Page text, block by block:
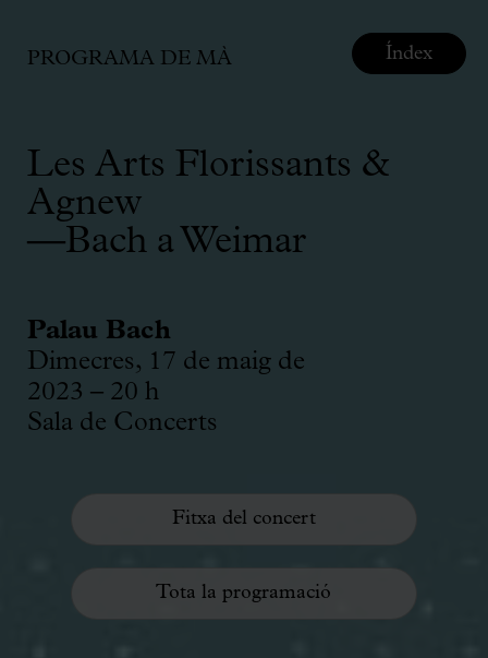
PROGRAMA DE MÀ
Les Arts Florissants &
Agnew
—Bach a Weimar
Palau Bach
Dimecres, 17 de maig de
2023 – 20 h
Sala de Concerts
Fitxa del concert
Tota la programació
Índex